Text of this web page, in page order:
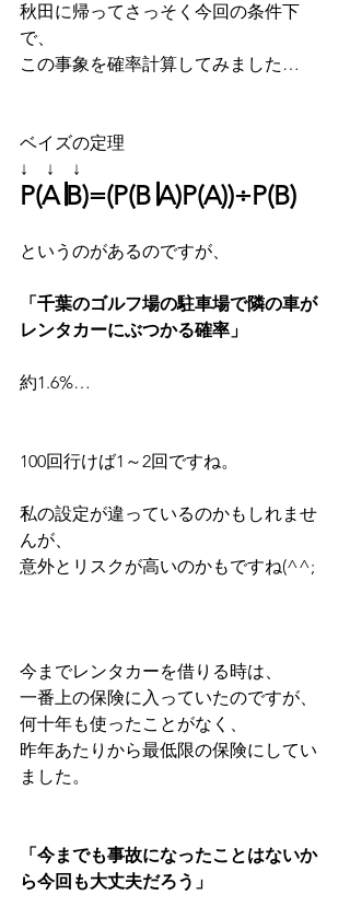
秋田に帰ってさっそく今回の条件下
で、
この事象を確率計算してみました…
ベイズの定理
↓　↓　↓
P(A∣B)=(P(B∣A)P(A))÷P(B)
というのがあるのですが、
「千葉のゴルフ場の駐車場で隣の車が
レンタカーにぶつかる確率」
約1.6%…
100回行けば1～2回ですね。
私の設定が違っているのかもしれませ
んが、
意外とリスクが高いのかもですね(^^;
今までレンタカーを借りる時は、
一番上の保険に入っていたのですが、
何十年も使ったことがなく、
昨年あたりから最低限の保険にしてい
ました。
「今までも事故になったことはないか
ら今回も大丈夫だろう」